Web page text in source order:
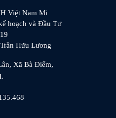
Việt Nam Mi
hoạch và Đầu Tư
Hữu Lương
Xã Bà Điểm,